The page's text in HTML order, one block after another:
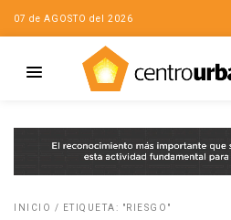
07 de AGOSTO del 2026
INICIO / ETIQUETA: "RIESGO"